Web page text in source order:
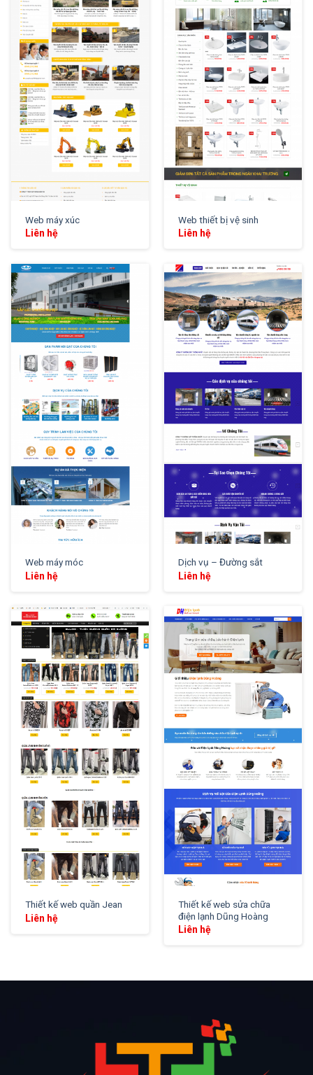
Web máy xúc
Liên hệ
XEM THỬ
Web thiết bị vệ sinh
Liên hệ
XEM THỬ
Web máy móc
Liên hệ
XEM THỬ
Dịch vụ – Đường sắt
Liên hệ
XEM THỬ
Thiết kế web quần Jean
Liên hệ
XEM THỬ
Thiết kế web sửa chữa
điện lạnh Dũng Hoàng
Liên hệ
XEM THỬ